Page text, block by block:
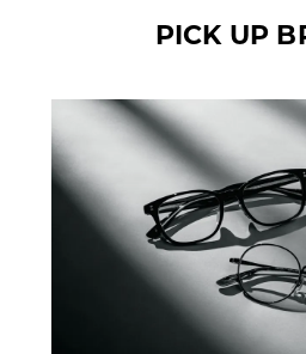
PICK UP